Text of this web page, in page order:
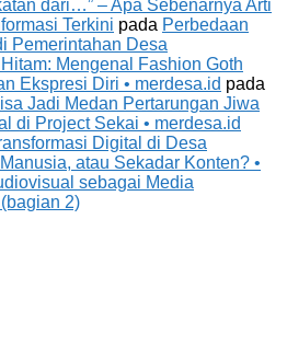
dari…” – Apa Sebenarnya Arti
Terkini pada Perbedaan
Pemerintahan Desa
Mengenal Fashion Goth
Ekspresi Diri • merdesa.id pada
Jadi Medan Pertarungan Jiwa
di Project Sekai • merdesa.id
Digital di Desa
atau Sekadar Konten? •
sebagai Media
2)